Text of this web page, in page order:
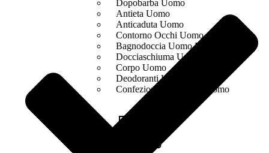
Dopobarba Uomo
Antieta Uomo
Anticaduta Uomo
Contorno Occhi Uomo
Bagnodoccia Uomo Profumi
Docciaschiuma Uomo
Corpo Uomo
Deodoranti Uomo
Confezioni Trattamenti Uomo
Antietà
uomo